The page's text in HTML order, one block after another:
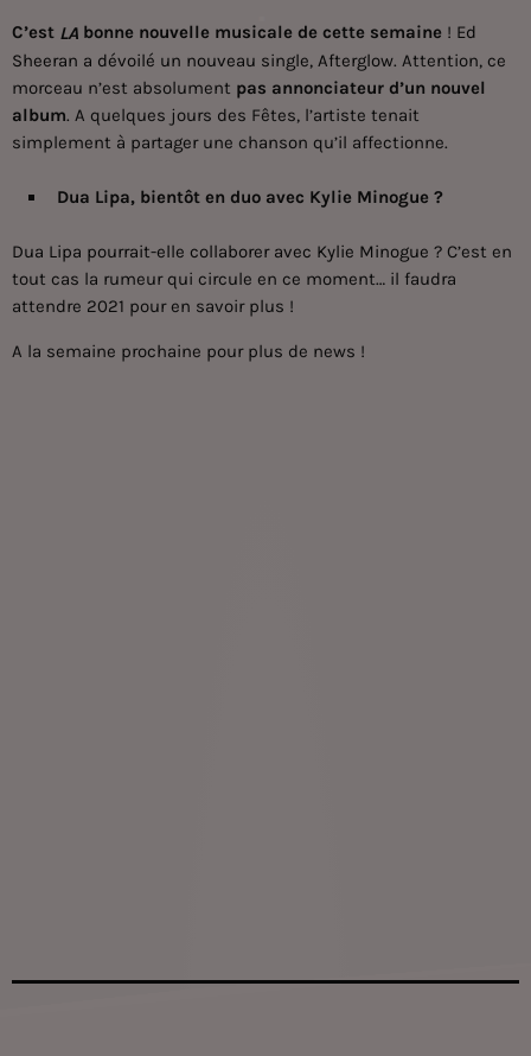
C’est LA bonne nouvelle musicale de cette semaine ! Ed
Sheeran a dévoilé un nouveau single, Afterglow. Attention, ce
morceau n’est absolument pas annonciateur d’un nouvel
album. A quelques jours des Fêtes, l’artiste tenait
simplement à partager une chanson qu’il affectionne.
Dua Lipa, bientôt en duo avec Kylie Minogue ?
Dua Lipa pourrait-elle collaborer avec Kylie Minogue ? C’est en
tout cas la rumeur qui circule en ce moment… il faudra
attendre 2021 pour en savoir plus !
A la semaine prochaine pour plus de news !